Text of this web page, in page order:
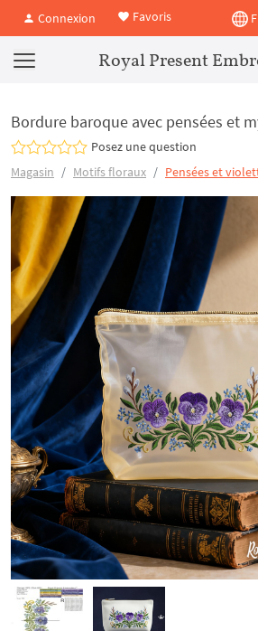
Connexion Favoris
Royal Present
Bordure baroque avec pensées et
Posez une question
Magasin
Motifs floraux Pensées et